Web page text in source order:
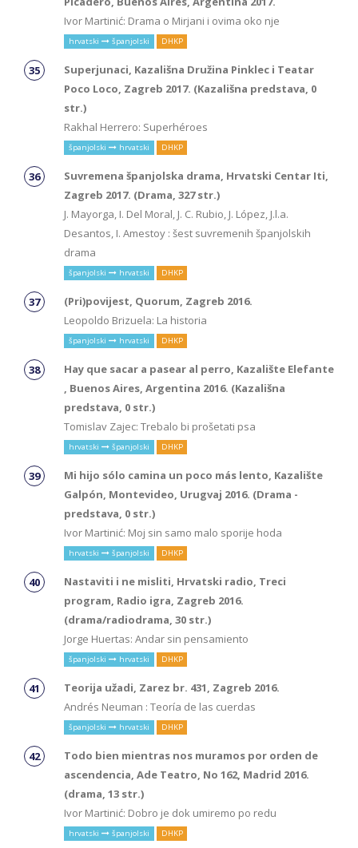
Ivor Martinić: Drama o Mirjani i ovima oko nje
hrvatski španjolski DHKP
Superjunaci, Kazališna Družina Pinklec i Teatar
Poco Loco, Zagreb 2017. (Kazališna predstava, 0
str.)
Rakhal Herrero: Superhéroes
španjolski hrvatski DHKP
Suvremena španjolska drama, Hrvatski Centar Iti,
Zagreb 2017. (Drama, 327 str.)
J. Mayorga, I. Del Moral, J. C. Rubio, J. López, J.l.a.
Desantos, I. Amestoy : šest suvremenih španjolskih
drama
španjolski hrvatski DHKP
(Pri)povijest, Quorum, Zagreb 2016.
Leopoldo Brizuela: La historia
španjolski hrvatski DHKP
Hay que sacar a pasear al perro, Kazalište Elefante
, Buenos Aires, Argentina 2016. (Kazališna
predstava, 0 str.)
Tomislav Zajec: Trebalo bi prošetati psa
hrvatski španjolski DHKP
Mi hijo sólo camina un poco más lento, Kazalište
Galpón, Montevideo, Urugvaj 2016. (Drama -
predstava, 0 str.)
Ivor Martinić: Moj sin samo malo sporije hoda
hrvatski španjolski DHKP
Nastaviti i ne misliti, Hrvatski radio, Treci
program, Radio igra, Zagreb 2016.
(drama/radiodrama, 30 str.)
Jorge Huertas: Andar sin pensamiento
španjolski hrvatski DHKP
Teorija užadi, Zarez br. 431, Zagreb 2016.
Andrés Neuman : Teoría de las cuerdas
španjolski hrvatski DHKP
Todo bien mientras nos muramos por orden de
ascendencia, Ade Teatro, No 162, Madrid 2016.
(drama, 13 str.)
Ivor Martinić: Dobro je dok umiremo po redu
hrvatski španjolski DHKP